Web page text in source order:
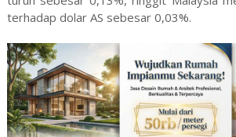
terhadap dolar AS sebesar 0,03%.